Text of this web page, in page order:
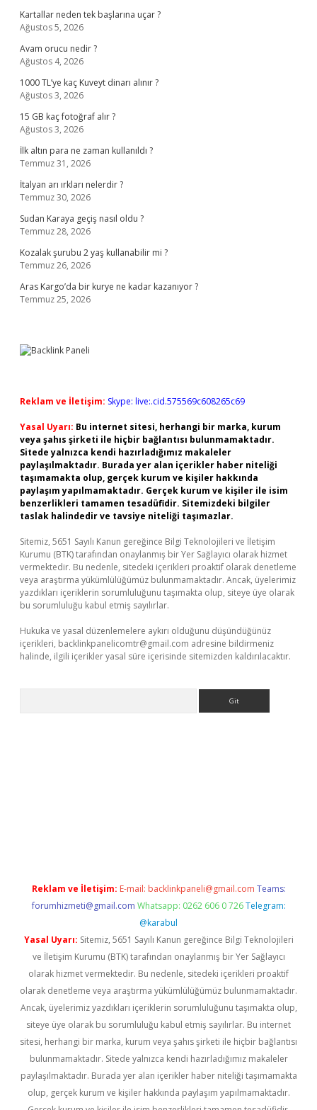
Kartallar neden tek başlarına uçar ?
Ağustos 5, 2026
Avam orucu nedir ?
Ağustos 4, 2026
1000 TL’ye kaç Kuveyt dinarı alınır ?
Ağustos 3, 2026
15 GB kaç fotoğraf alır ?
Ağustos 3, 2026
İlk altın para ne zaman kullanıldı ?
Temmuz 31, 2026
İtalyan arı ırkları nelerdir ?
Temmuz 30, 2026
Sudan Karaya geçiş nasıl oldu ?
Temmuz 28, 2026
Kozalak şurubu 2 yaş kullanabilir mi ?
Temmuz 26, 2026
Aras Kargo’da bir kurye ne kadar kazanıyor ?
Temmuz 25, 2026
Reklam ve İletişim: Skype: live:.cid.575569c608265c69
Yasal Uyarı: Bu internet sitesi, herhangi bir marka, kurum
veya şahıs şirketi ile hiçbir bağlantısı bulunmamaktadır.
Sitede yalnızca kendi hazırladığımız makaleler
paylaşılmaktadır. Burada yer alan içerikler haber niteliği
taşımamakta olup, gerçek kurum ve kişiler hakkında
paylaşım yapılmamaktadır. Gerçek kurum ve kişiler ile isim
benzerlikleri tamamen tesadüfidir. Sitemizdeki bilgiler
taslak halindedir ve tavsiye niteliği taşımazlar.
Sitemiz, 5651 Sayılı Kanun gereğince Bilgi Teknolojileri ve İletişim
Kurumu (BTK) tarafından onaylanmış bir Yer Sağlayıcı olarak hizmet
vermektedir. Bu nedenle, sitedeki içerikleri proaktif olarak denetleme
veya araştırma yükümlülüğümüz bulunmamaktadır. Ancak, üyelerimiz
yazdıkları içeriklerin sorumluluğunu taşımakta olup, siteye üye olarak
bu sorumluluğu kabul etmiş sayılırlar.
Hukuka ve yasal düzenlemelere aykırı olduğunu düşündüğünüz
içerikleri, backlinkpanelicomtr@gmail.com adresine bildirmeniz
halinde, ilgili içerikler yasal süre içerisinde sitemizden kaldırılacaktır.
Reklam ve İletişim: E-mail: backlinkpaneli@gmail.com Teams:
forumhizmeti@gmail.com Whatsapp: 0262 606 0 726 Telegram:
@karabul
Yasal Uyarı: Sitemiz, 5651 Sayılı Kanun gereğince Bilgi Teknolojileri
ve İletişim Kurumu (BTK) tarafından onaylanmış bir Yer Sağlayıcı
olarak hizmet vermektedir. Bu nedenle, sitedeki içerikleri proaktif
olarak denetleme veya araştırma yükümlülüğümüz bulunmamaktadır.
Ancak, üyelerimiz yazdıkları içeriklerin sorumluluğunu taşımakta olup,
siteye üye olarak bu sorumluluğu kabul etmiş sayılırlar. Bu internet
sitesi, herhangi bir marka, kurum veya şahıs şirketi ile hiçbir bağlantısı
bulunmamaktadır. Sitede yalnızca kendi hazırladığımız makaleler
paylaşılmaktadır. Burada yer alan içerikler haber niteliği taşımamakta
olup, gerçek kurum ve kişiler hakkında paylaşım yapılmamaktadır.